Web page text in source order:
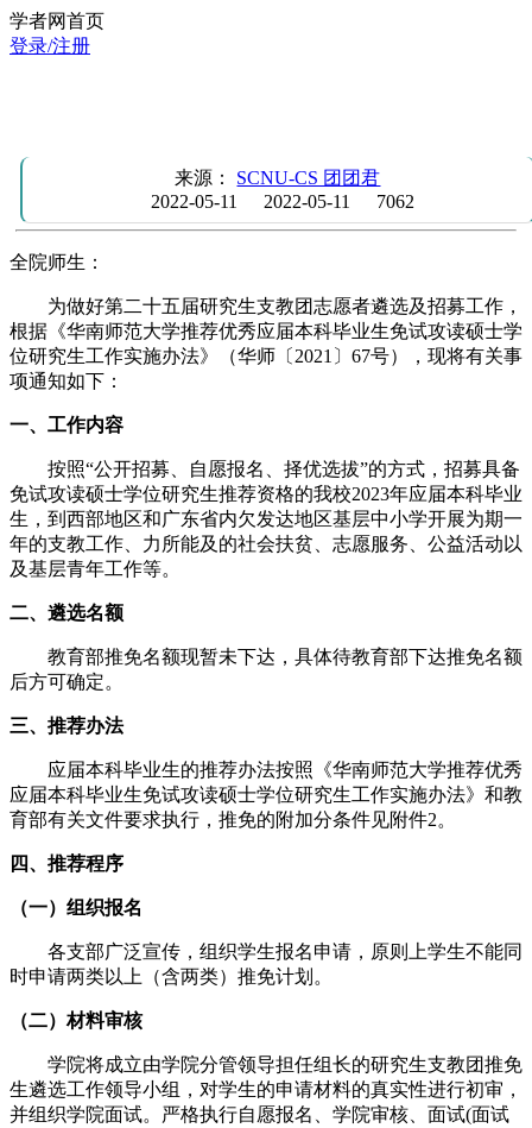
学者网首页
登录/注册
来源： SCNU-CS 团团君
2022-05-11
2022-05-11 7062
全院师生：
为做好第二十五届研究生支教团志愿者遴选及招募工作，
根据《华南师范大学推荐优秀应届本科毕业生免试攻读硕士学
位研究生工作实施办法》（华师〔2021〕67号），现将有关事
项通知如下：
一、工作内容
按照“公开招募、自愿报名、择优选拔”的方式，招募具备
免试攻读硕士学位研究生推荐资格的我校2023年应届本科毕业
生，到西部地区和广东省内欠发达地区基层中小学开展为期一
年的支教工作、力所能及的社会扶贫、志愿服务、公益活动以
及基层青年工作等。
二、遴选名额
教育部推免名额现暂未下达，具体待教育部下达推免名额
后方可确定。
三、推荐办法
应届本科毕业生的推荐办法按照《华南师范大学推荐优秀
应届本科毕业生免试攻读硕士学位研究生工作实施办法》和教
育部有关文件要求执行，推免的附加分条件见附件2。
四、推荐程序
（一）组织报名
各支部广泛宣传，组织学生报名申请，原则上学生不能同
时申请两类以上（含两类）推免计划。
（二）材料审核
学院将成立由学院分管领导担任组长的研究生支教团推免
生遴选工作领导小组，对学生的申请材料的真实性进行初审，
并组织学院面试。严格执行自愿报名、学院审核、面试(面试